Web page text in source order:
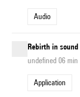
Audio
Rebirth in
undefined 06 min
application